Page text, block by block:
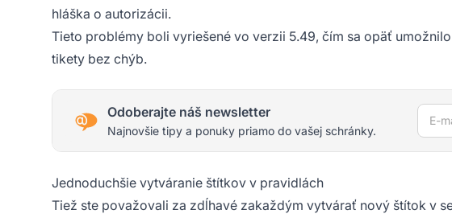
hláška o autorizácii.
Tieto problémy boli vyriešené vo verzii 5.49, čím sa opäť
tikety bez chýb.
Odoberajte náš newsletter
Najnovšie tipy a ponuky priamo do vašej schránky.
E-
Jednoduchšie vytváranie štítkov v pravidlách
Tiež ste považovali za zdĺhavé zakaždým vytvárať nový štítok v